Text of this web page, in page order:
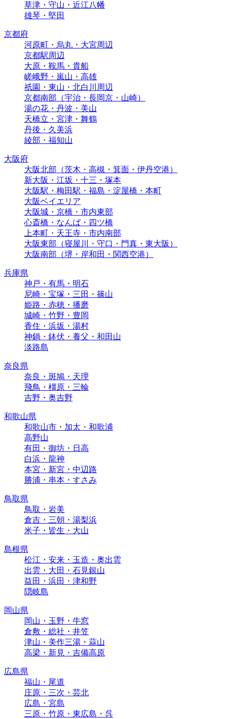
草津・守山・近江八幡
雄琴・堅田
京都府
河原町・烏丸・大宮周辺
京都駅周辺
大原・鞍馬・貴船
嵯峨野・嵐山・高雄
祇園・東山・北白川周辺
京都南部（宇治・長岡京・山崎）
湯の花・丹波・美山
天橋立・宮津・舞鶴
丹後・久美浜
綾部・福知山
大阪府
大阪北部（茨木・高槻・箕面・伊丹空港）
新大阪・江坂・十三・塚本
大阪駅・梅田駅・福島・淀屋橋・本町
大阪ベイエリア
大阪城・京橋・市内東部
心斎橋・なんば・四ツ橋
上本町・天王寺・市内南部
大阪東部（寝屋川・守口・門真・東大阪）
大阪南部（堺・岸和田・関西空港）
兵庫県
神戸・有馬・明石
尼崎・宝塚・三田・篠山
姫路・赤穂・播磨
城崎・竹野・豊岡
香住・浜坂・湯村
神鍋・鉢伏・養父・和田山
淡路島
奈良県
奈良・斑鳩・天理
飛鳥・橿原・三輪
吉野・奥吉野
和歌山県
和歌山市・加太・和歌浦
高野山
有田・御坊・日高
白浜・龍神
本宮・新宮・中辺路
勝浦・串本・すさみ
鳥取県
鳥取・岩美
倉吉・三朝・湯梨浜
米子・皆生・大山
島根県
松江・安来・玉造・奥出雲
出雲・大田・石見銀山
益田・浜田・津和野
隠岐島
岡山県
岡山・玉野・牛窓
倉敷・総社・井笠
津山・美作三湯・蒜山
高梁・新見・吉備高原
広島県
福山・尾道
庄原・三次・芸北
広島・宮島
三原・竹原・東広島・呉